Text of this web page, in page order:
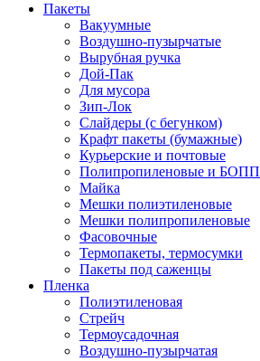
Пакеты
Вакуумные
Воздушно-пузырчатые
Вырубная ручка
Дой-Пак
Для мусора
Зип-Лок
Слайдеры (с бегунком)
Крафт пакеты (бумажные)
Курьерские и почтовые
Полипропиленовые и БОПП
Майка
Мешки полиэтиленовые
Мешки полипропиленовые
Фасовочные
Термопакеты, термосумки
Пакеты под саженцы
Пленка
Полиэтиленовая
Стрейч
Термоусадочная
Воздушно-пузырчатая